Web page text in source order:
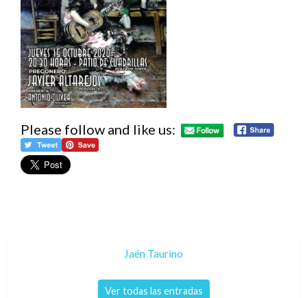
Please follow and like us:
Jaén Taurino
Ver todas las entradas